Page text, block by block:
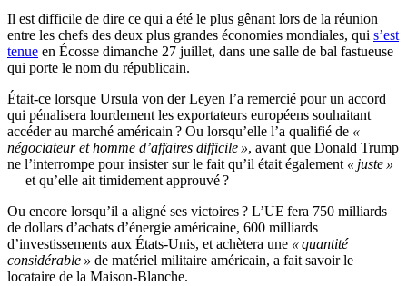
Il est difficile de dire ce qui a été le plus gênant lors de la réunion
entre les chefs des deux plus grandes économies mondiales, qui s’est
tenue en Écosse dimanche 27 juillet, dans une salle de bal fastueuse
qui porte le nom du républicain.
Était-ce lorsque Ursula von der Leyen l’a remercié pour un accord
qui pénalisera lourdement les exportateurs européens souhaitant
accéder au marché américain ? Ou lorsqu’elle l’a qualifié de «
négociateur et homme d’affaires difficile », avant que Donald Trump
ne l’interrompe pour insister sur le fait qu’il était également « juste »
— et qu’elle ait timidement approuvé ?
Ou encore lorsqu’il a aligné ses victoires ? L’UE fera 750 milliards
de dollars d’achats d’énergie américaine, 600 milliards
d’investissements aux États-Unis, et achètera une « quantité
considérable » de matériel militaire américain, a fait savoir le
locataire de la Maison-Blanche.